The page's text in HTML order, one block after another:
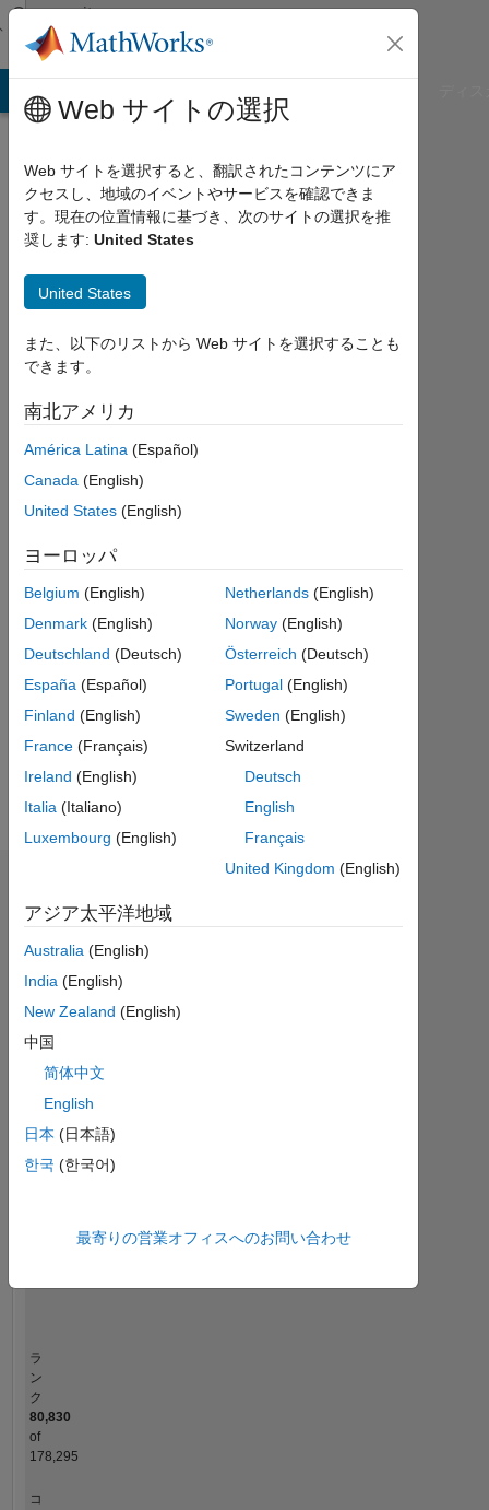
コンテンツへスキップ
Community
Profile
Agustín
Rico
Last
約3
年 前
2019
か
ら
ィ
ブ
Following:
計
コントリビューション L
0
タイムライン
ラ
ン
ク
80,830
of
178,295
コ
Web サイトの選択
Web サイトを選択すると、翻訳されたコンテンツにア
クセスし、地域のイベントやサービスを確認できま
す。現在の位置情報に基づき、次のサイトの選択を推
奨します: United States
United States
また、以下のリストから Web サイトを選択することも
できます。
南北アメリカ
América Latina (Español)
Canada (English)
United States (English)
ヨーロッパ
Belgium (English)
Denmark (English)
Deutschland (Deutsch)
España (Español)
Finland (English)
France (Français)
Ireland (English)
Italia (Italiano)
Luxembourg (English)
Netherlands (English)
Norway (English)
Österreich (Deutsch)
Portugal (English)
Sweden (English)
Switzerland
Deutsch
English
Français
United Kingdom (English)
アジア太平洋地域
Australia (English)
India (English)
New Zealand (English)
中国
简体中文
English
日本 (日本語)
한국 (한국어)
最寄りの営業オフィスへのお問い合わせ